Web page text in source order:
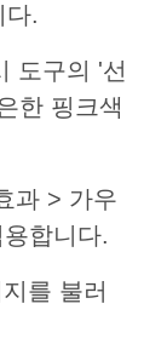
다.
도구의 '선
한 핑크색
과 > 가우
합니다.
를 불러